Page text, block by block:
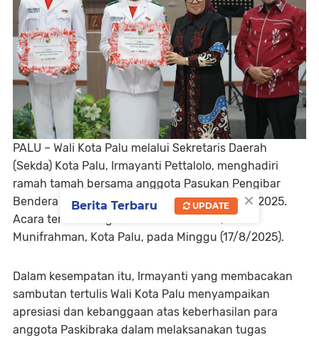
PALU – Wali Kota Palu melalui Sekretaris Daerah
(Sekda) Kota Palu, Irmayanti Pettalolo, menghadiri
ramah tamah bersama anggota Pasukan Pengibar
Bendera Pusaka (Paskibraka) Kota Palu tahun 2025.
Acara tersebut digelar di Hotel Zamrud, Jalan
Munifrahman, Kota Palu, pada Minggu (17/8/2025).
Dalam kesempatan itu, Irmayanti yang membacakan
sambutan tertulis Wali Kota Palu menyampaikan
apresiasi dan kebanggaan atas keberhasilan para
anggota Paskibraka dalam melaksanakan tugas
×
Berita Terbaru UPDATE